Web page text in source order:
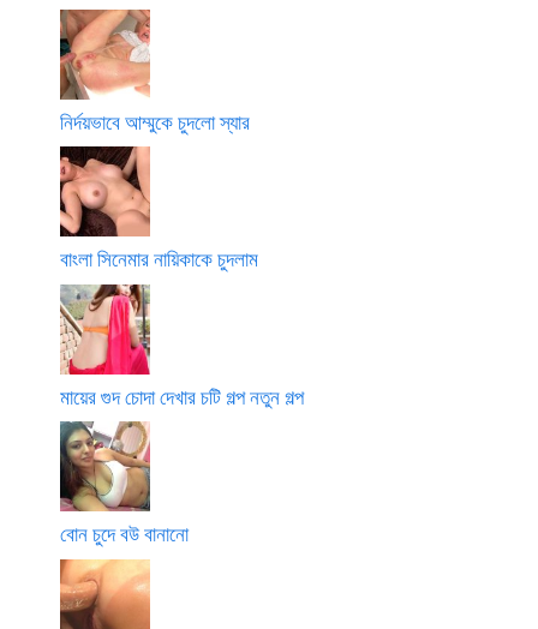
নির্দয়ভাবে আম্মুকে চুদলো স্যার
বাংলা সিনেমার নায়িকাকে চুদলাম
মায়ের গুদ চোদা দেখার চটি গল্প নতুন গল্প
বোন চুদে বউ বানানো